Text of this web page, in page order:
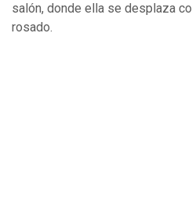
salón, donde ella se desplaza
rosado.